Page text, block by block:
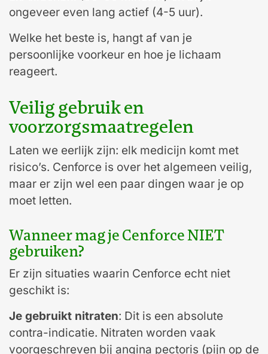
ongeveer even lang actief (4-5 uur).
Welke het beste is, hangt af van je
persoonlijke voorkeur en hoe je lichaam
reageert.
Veilig gebruik en
voorzorgsmaatregelen
Laten we eerlijk zijn: elk medicijn komt met
risico’s. Cenforce is over het algemeen veilig,
maar er zijn wel een paar dingen waar je op
moet letten.
Wanneer mag je Cenforce NIET
gebruiken?
Er zijn situaties waarin Cenforce echt niet
geschikt is:
Je gebruikt nitraten: Dit is een absolute
contra-indicatie. Nitraten worden vaak
voorgeschreven bij angina pectoris (pijn op de